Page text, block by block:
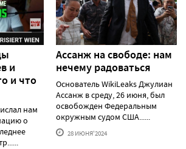
и
и что
нам
о
Ассанж на свободе: нам
нечему радоваться
Основатель WikiLeaks Джулиан
Ассанж в среду, 26 июня, был
освобожден Федеральным
окружным судом США......
28 ИЮНЯ'2024